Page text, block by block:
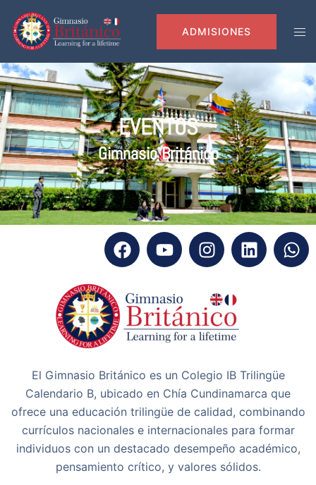
ADMISIONES
EVENTOS
Gimnasio Británico
El Gimnasio Británico es un Colegio IB Trilingüe
Calendario B, ubicado en Chía Cundinamarca que
ofrece una educación trilingüe de calidad, combinando
currículos nacionales e internacionales para formar
individuos con un destacado desempeño académico,
pensamiento crítico, y valores sólidos.